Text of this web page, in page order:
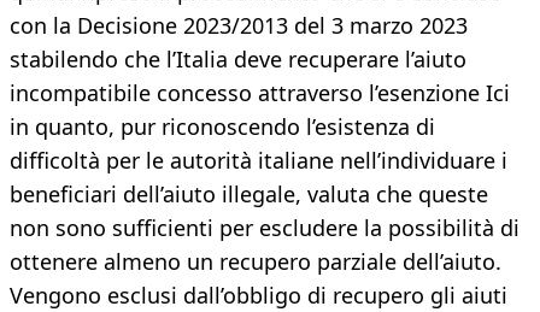
con la Decisione 2023/2013 del 3 marzo 2023
stabilendo che l’Italia deve recuperare l’aiuto
incompatibile concesso attraverso l’esenzione Ici
in quanto, pur riconoscendo l’esistenza di
difficoltà per le autorità italiane nell’individuare i
beneficiari dell’aiuto illegale, valuta che queste
non sono sufficienti per escludere la possibilità di
ottenere almeno un recupero parziale dell’aiuto.
Vengono esclusi dall’obbligo di recupero gli aiuti